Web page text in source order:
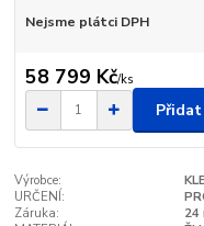
Nejsme plátci DPH
58 799 Kč/ks
Výrobce:
URČENÍ:
Záruka:
24